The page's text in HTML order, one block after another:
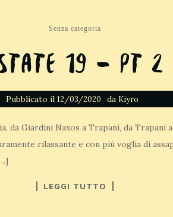
Senza categoria
19 – Pt 2
Pubblicato il 12/03/2020 da Kiyro
da Giardini Naxos a Trapani, da
rilassante e con più voglia di
LEGGI TUTTO